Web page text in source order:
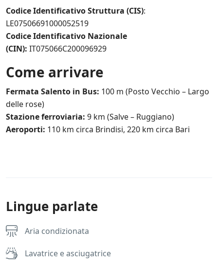
t
e
r
z
e
a
r
t
i
*
Codice Identificativo Struttura (CIS):
LE07506691000052519
Codice Identificativo Nazionale
(CIN): IT075066C200096929
Come arrivare
Fermata Salento in Bus: 100 m (Posto Vecchio – Largo
delle rose)
Stazione ferroviaria: 9 km (Salve – Ruggiano)
Aeroporti: 110 km circa Brindisi, 220 km circa Bari
Lingue parlate
Aria condizionata
Lavatrice e asciugatrice